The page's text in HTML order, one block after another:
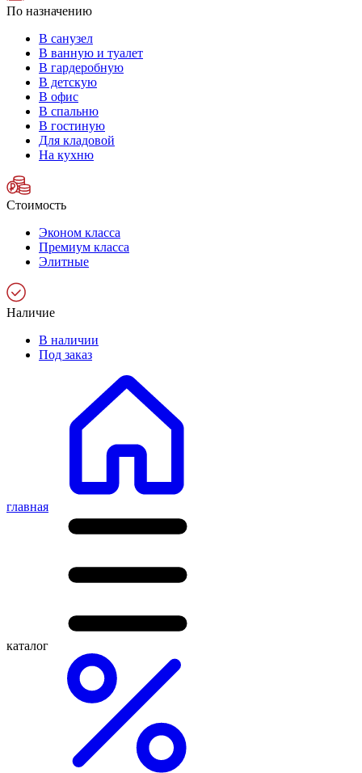
По назначению
В санузел
В ванную и туалет
В гардеробную
В детскую
В офис
В спальню
В гостиную
Для кладовой
На кухню
Стоимость
Эконом класса
Премиум класса
Элитные
Наличие
В наличии
Под заказ
главная
каталог